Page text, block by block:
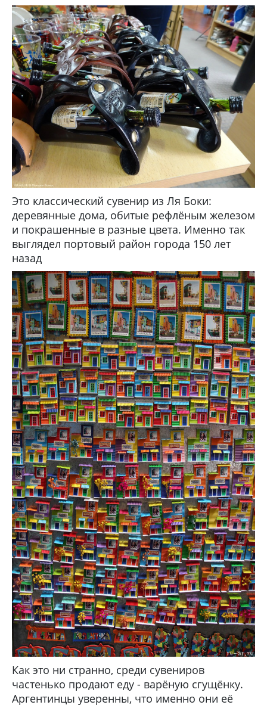
Это классический сувенир из Ля Боки:
деревянные дома, обитые рефлёным железом
и покрашенные в разные цвета. Именно так
выглядел портовый район города 150 лет
назад
Как это ни странно, среди сувениров
частенько продают еду - варёную сгущёнку.
Аргентинцы уверенны, что именно они её